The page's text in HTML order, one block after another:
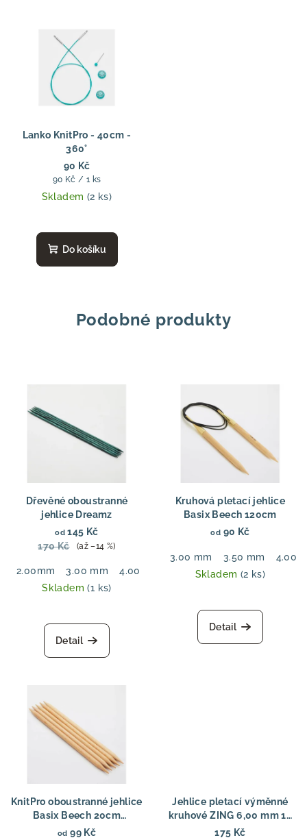
Lanko KnitPro - 40cm -
360°
90 Kč
Měrná
cena:
90 Kč / 1 ks
Skladem (2 ks)
Do košíku
Podobné produkty
Dřevěné oboustranné
jehlice Dreamz
od 145 Kč
170 Kč
(až –14 %)
2.00mm 3.00 mm 4.00 mm 5.50 mm 6.00 mm
Skladem(1 ks)
Detail
Kruhová pletací jehlice
Basix Beech 120cm
od 90 Kč
3.00 mm 3.50 mm
4.00
Skladem (2 ks)
Detail
KnitPro oboustranné jehlice
Basix Beech 20cm
Oboustranné pletací
od 99 Kč
Jehlice pletací výměnné
kruhové ZING 6,00 mm 13
cm
175 Kč